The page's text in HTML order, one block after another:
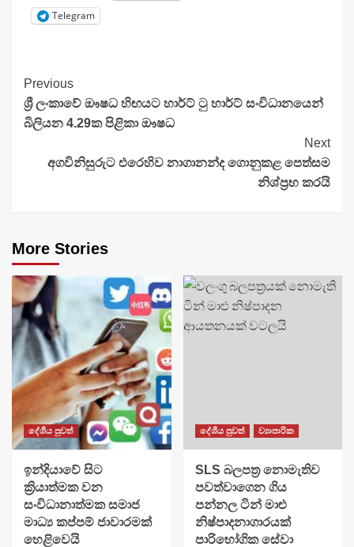
Telegram
Continue
Reading
Previous
ශ්‍රී ලංකාවේ ඖෂධ හිඟයට හාර්ට් ටු හාර්ට් සංවිධානයෙන්
බිලියන 4.29ක පිළිකා ඖෂධ
Next
අගවිනිසුරුට එරෙහිව නාගානන්ද ගොනුකළ පෙත්සම
නිශ්ප්‍රභ කරයි
More Stories
දේශීය පුවත්
​ඉන්දියාවේ සිට
ක්‍රියාත්මක වන
සංවිධානාත්මක සමාජ
මාධ්‍ය කප්පම් ජාවාරමක්
හෙළිවෙයි
දේශීය පුවත් ව්‍යාපාරික
SLS බලපත්‍ර නොමැතිව
පවත්වාගෙන ගිය
පන්නල ටින් මාළු
නිෂ්පාදනාගාරයක්
පාරිභෝගික සේවා